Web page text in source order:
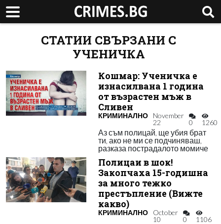
СТАТИИ СВЪРЗАНИ С
УЧЕНИЧКА
Кошмар: Ученичка е
изнасилвана 1 година
от възрастен мъж в
Сливен
КРИМИНАЛНО
November
22
0 1260
Аз съм полицай, ще убия брат
ти, ако не ми се подчиняваш,
разказа пострадалото момиче
Полицаи в шок!
Закопчаха 15-годишна
за много тежко
престъпление (Вижте
какво)
КРИМИНАЛНО
October
10
0 1106